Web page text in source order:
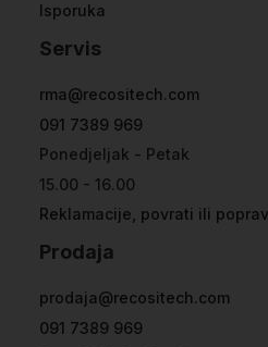
Isporuka
Servis
rma@recositech.com
091 7389 969
Ponedjeljak - Petak
15.00 - 16.00
Reklamacije, povrati ili
Prodaja
prodaja@recositech.com
091 7389 969